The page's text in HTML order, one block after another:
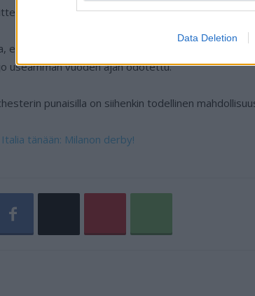
Data Deletion
voit katsoa sen suoraanJuhani Koskisen
että Rashford ei ole onnistunut viemään Unitedia
useamman vuoden ajan odotettu.
punaisilla on siihenkin todellinen
tänään: Milanon derby!